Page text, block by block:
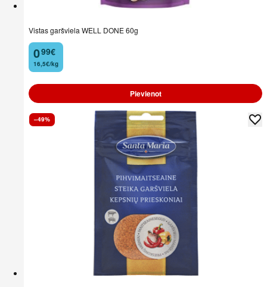
Vistas garšviela WELL DONE 60g
0
. 99€
16,5€/kg
Pievienot
–49%